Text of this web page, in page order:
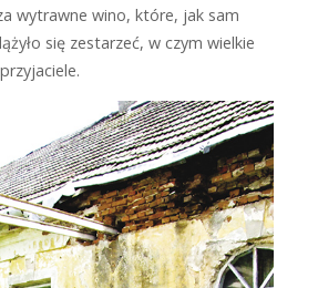
wytrawne wino, które, jak sam
się zestarzeć, w czym wielkie